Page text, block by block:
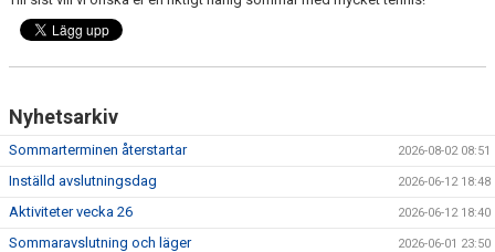
Nyhetsarkiv
Sommarterminen återstartar 2026-08-02 08:51
Inställd avslutningsdag 2026-06-12 18:48
Aktiviteter vecka 26 2026-06-12 18:40
Sommaravslutning och läger 2026-06-01 23:50